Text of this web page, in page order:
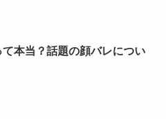
本当？話題の顔バレについ